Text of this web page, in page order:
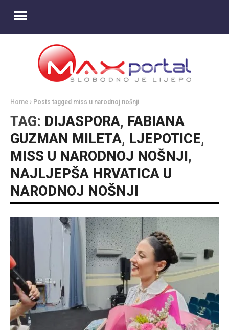
Home Posts tagged miss u narodnoj nošnji
TAG: DIJASPORA, FABIANA
GUZMAN MILETA, LJEPOTICE,
MISS U NARODNOJ NOŠNJI ,
NAJLJEPŠA HRVATICA U
NARODNOJ NOŠNJI